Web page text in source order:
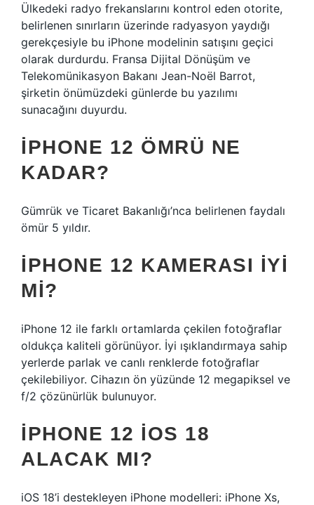
Ülkedeki radyo frekanslarını kontrol eden otorite,
belirlenen sınırların üzerinde radyasyon yaydığı
gerekçesiyle bu iPhone modelinin satışını geçici
olarak durdurdu. Fransa Dijital Dönüşüm ve
Telekomünikasyon Bakanı Jean-Noël Barrot,
şirketin önümüzdeki günlerde bu yazılımı
sunacağını duyurdu.
IPHONE 12 ÖMRÜ NE
KADAR?
Gümrük ve Ticaret Bakanlığı’nca belirlenen faydalı
ömür 5 yıldır.
IPHONE 12 KAMERASI IYI
MI?
iPhone 12 ile farklı ortamlarda çekilen fotoğraflar
oldukça kaliteli görünüyor. İyi ışıklandırmaya sahip
yerlerde parlak ve canlı renklerde fotoğraflar
çekilebiliyor. Cihazın ön yüzünde 12 megapiksel ve
f/2 çözünürlük bulunuyor.
IPHONE 12 IOS 18
ALACAK MI?
iOS 18’i destekleyen iPhone modelleri: iPhone Xs,